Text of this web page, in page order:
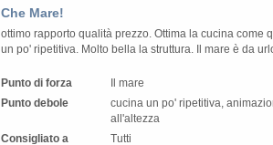
Che Mare!
ottimo rapporto qualità prezzo. Ottima la cucina come
un po' ripetitiva. Molto bella la struttura. Il mare è da
Punto di forza
Il mare
Punto debole
cucina un po' ripetitiva,
all'altezza
Consigliato a
Tutti